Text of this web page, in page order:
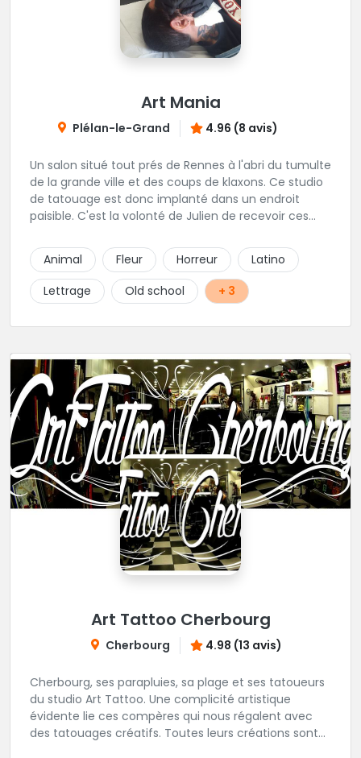
Art Mania
Plélan-le-Grand 4.96 (8 avis)
Un salon situé tout prés de Rennes à l'abri du tumulte
de la grande ville et des coups de klaxons. Ce studio
de tatouage est donc implanté dans un endroit
paisible. C'est la volonté de Julien de recevoir ces
ces pièces sont réalisés avec précision, et les gens
n'hésitent pas à venir de loin pour profiter de ces
talents. L'équipe est complétée par Alan qui
s'occupe du piercing et Magali pour le maquillage
Animal Fleur Horreur
Latino
Lettrage
Old school + 3
Art Tattoo Cherbourg
Cherbourg 4.98 (13 avis)
Cherbourg, ses parapluies, sa plage et ses tatoueurs
du studio Art Tattoo. Une complicité artistique
évidente lie ces compères qui nous régalent avec
des tatouages créatifs. Toutes leurs créations sont